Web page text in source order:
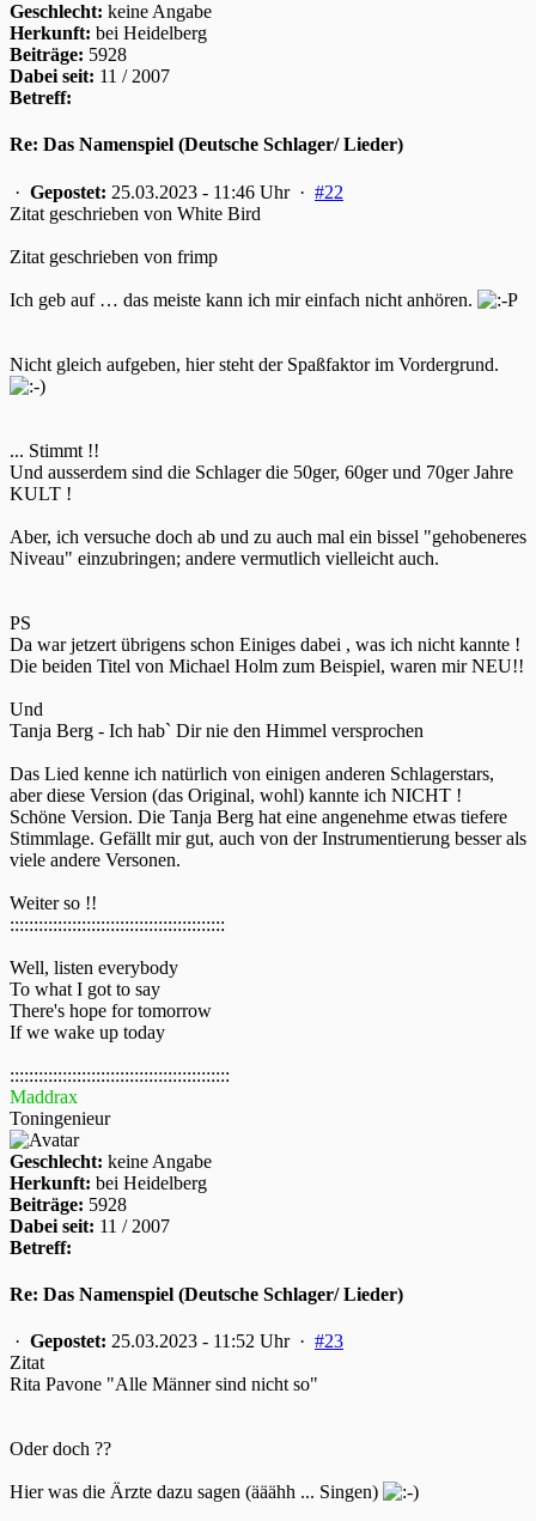
Geschlecht: keine Angabe
Herkunft: bei Heidelberg
Beiträge: 5928
Dabei seit: 11 / 2007
Betreff:
Re: Das Namenspiel (Deutsche Schlager/ Lieder)
· Gepostet: 25.03.2023 - 11:46 Uhr · #22
Zitat geschrieben von White Bird
Zitat geschrieben von frimp
Ich geb auf … das meiste kann ich mir einfach nicht anhören.
Nicht gleich aufgeben, hier steht der Spaßfaktor im Vordergrund.
... Stimmt !!
Und ausserdem sind die Schlager die 50ger, 60ger und 70ger Jahre
KULT !
Aber, ich versuche doch ab und zu auch mal ein bissel "gehobeneres
Niveau" einzubringen; andere vermutlich vielleicht auch.
PS
Da war jetzert übrigens schon Einiges dabei , was ich nicht kannte !
Die beiden Titel von Michael Holm zum Beispiel, waren mir NEU!!
Und
Tanja Berg - Ich hab` Dir nie den Himmel versprochen
Das Lied kenne ich natürlich von einigen anderen Schlagerstars,
aber diese Version (das Original, wohl) kannte ich NICHT !
Schöne Version. Die Tanja Berg hat eine angenehme etwas tiefere
Stimmlage. Gefällt mir gut, auch von der Instrumentierung besser als
viele andere Versonen.
Weiter so !!
:::::::::::::::::::::::::::::::::::::::::::::
Well, listen everybody
To what I got to say
There's hope for tomorrow
If we wake up today
::::::::::::::::::::::::::::::::::::::::::::::
Maddrax
Toningenieur
Geschlecht: keine Angabe
Herkunft: bei Heidelberg
Beiträge: 5928
Dabei seit: 11 / 2007
Betreff:
Re: Das Namenspiel (Deutsche Schlager/ Lieder)
· Gepostet: 25.03.2023 - 11:52 Uhr · #23
Zitat
Rita Pavone "Alle Männer sind nicht so"
Oder doch ??
Hier was die Ärzte dazu sagen (ääähh ... Singen)